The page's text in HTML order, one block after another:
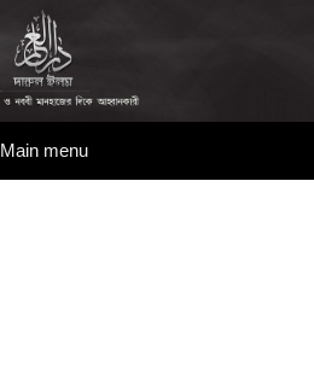
Main menu